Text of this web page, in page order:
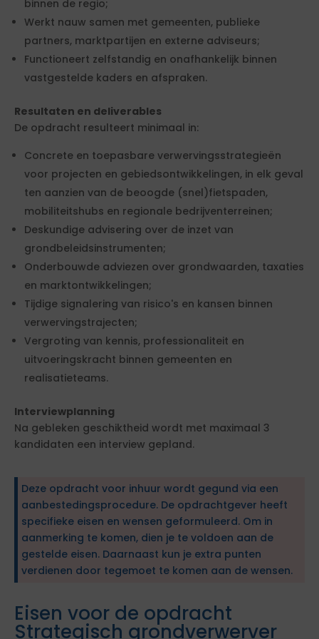
binnen de regio;
Werkt nauw samen met gemeenten, publieke
partners, marktpartijen en externe adviseurs;
Functioneert zelfstandig en onafhankelijk binnen
vastgestelde kaders en afspraken.
Resultaten en deliverables
De opdracht resulteert minimaal in:
Concrete en toepasbare verwervingsstrategieën
voor projecten en gebiedsontwikkelingen, in elk geval
ten aanzien van de beoogde (snel)fietspaden,
mobiliteitshubs en regionale bedrijventerreinen;
Deskundige advisering over de inzet van
grondbeleidsinstrumenten;
Onderbouwde adviezen over grondwaarden, taxaties
en marktontwikkelingen;
Tijdige signalering van risico's en kansen binnen
verwervingstrajecten;
Vergroting van kennis, professionaliteit en
uitvoeringskracht binnen gemeenten en
realisatieteams.
Interviewplanning
Na gebleken geschiktheid wordt met maximaal 3
kandidaten een interview gepland.
Deze opdracht voor inhuur wordt gegund via een
aanbestedingsprocedure. De opdrachtgever heeft
specifieke eisen en wensen geformuleerd. Om in
aanmerking te komen, dien je te voldoen aan de
gestelde eisen. Daarnaast kun je extra punten
verdienen door tegemoet te komen aan de wensen.
Eisen voor de opdracht
Strategisch grondverwerver